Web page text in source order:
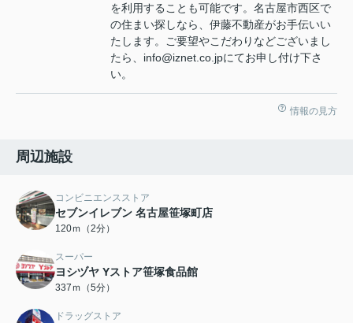
を利用することも可能です。名古屋市西区で
の住まい探しなら、伊藤不動産がお手伝いい
たします。ご要望やこだわりなどございまし
たら、info@iznet.co.jpにてお申し付け下さ
い。
情報の見方
周辺施設
コンビニエンスストア
セブンイレブン 名古屋笹塚町店
120ｍ（2分）
スーパー
ヨシヅヤ Yストア笹塚食品館
337ｍ（5分）
ドラッグストア